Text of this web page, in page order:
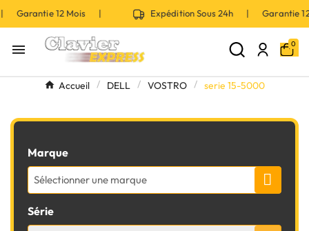
| Garantie 12 Mois | Expédition Sous 24h | Garantie
 0
Accueil DELL VOSTRO serie 15-5000
Marque
Sélectionner une marque
Série